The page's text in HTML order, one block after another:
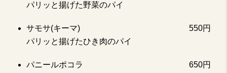
パリッと揚げた野菜のパイ
サモサ(キーマ)
550円
パリッと揚げたひき肉のパイ
パニールポコラ
650円